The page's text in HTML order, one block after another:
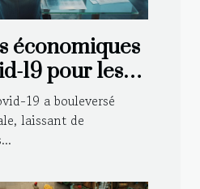
économiques
19 pour les
19 a bouleversé
laissant de